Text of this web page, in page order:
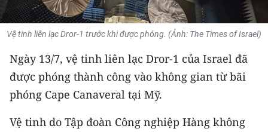
KHOA HỌC - CÔNG NGHỆ
MÔI TRƯỜNG
BẠN ĐỌC
KIỂM CHỨNG THÔNG TIN
TRI THỨC CHUYÊN SÂU
Vệ tinh liên lạc Dror-1 trước khi được phóng. (Ảnh: The Times of Israel)
Ngày 13/7, vệ tinh liên lạc Dror-1 của Israel đã
được phóng thành công vào không gian từ bãi
phóng Cape Canaveral tại Mỹ.
Vệ tinh do Tập đoàn Công nghiệp Hàng không